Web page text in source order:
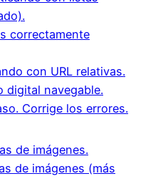
correctamente
con URL relativas.
digital navegable.
Corrige los errores.
de imágenes.
de imágenes (más